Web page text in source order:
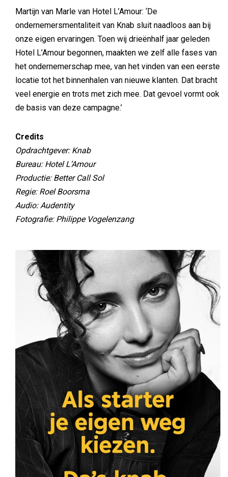
Martijn van Marle van Hotel L’Amour: ‘De
ondernemersmentaliteit van Knab sluit naadloos aan bij
onze eigen ervaringen. Toen wij drieënhalf jaar geleden
Hotel L’Amour begonnen, maakten we zelf alle fases van
het ondernemerschap mee, van het vinden van een eerste
locatie tot het binnenhalen van nieuwe klanten. Dat bracht
veel energie en trots met zich mee. Dat gevoel vormt ook
de basis van deze campagne.’
Credits
Opdrachtgever: Knab
Bureau: Hotel L’Amour
Productie: Better Call Sol
Regie: Roel Boorsma
Audio: Audentity
Fotografie: Philippe Vogelenzang